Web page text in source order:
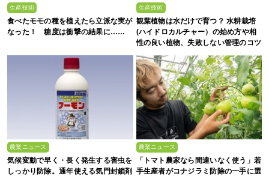
生産技術
食べたモモの種を植えたら立派な実が
なった！ 糖度は衝撃の結果に……
生産技術
観葉植物は水だけで育つ？ 水耕栽培
(ハイドロカルチャー）の始め方や相
性の良い植物、失敗しない管理のコツ
まで徹底解説
農業ニュース
気候変動で早く・長く発生する害虫を
しっかり防除。通年使える気門封鎖剤
農業ニュース
「トマト農家なら間違いなく使う」若
手生産者がコナジラミ防除の一手に選